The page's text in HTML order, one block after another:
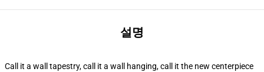
설명
Call it a wall tapestry, call it a wall hanging, call it the new centerpiece